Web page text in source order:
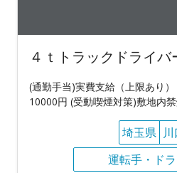
４ｔトラックドライバ
(通勤手当)実費支給（上限あり
10000円 (受動喫煙対策)敷地内
埼玉県
運転手・ド